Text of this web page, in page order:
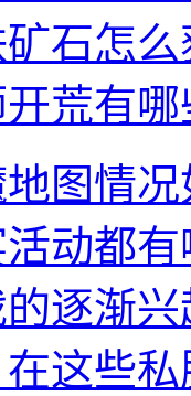
石怎
荒有
图情况
动都
逐渐
这些